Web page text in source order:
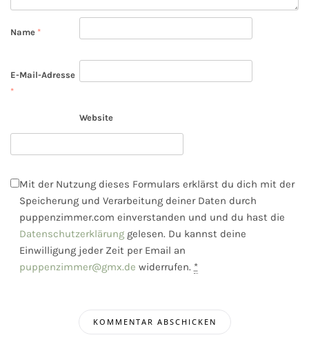
Name *
E-Mail-Adresse
*
Website
Mit der Nutzung dieses Formulars erklärst du dich mit der
Speicherung und Verarbeitung deiner Daten durch
puppenzimmer.com einverstanden und und du hast die
Datenschutzerklärung gelesen. Du kannst deine
Einwilligung jeder Zeit per Email an
puppenzimmer@gmx.de widerrufen. *